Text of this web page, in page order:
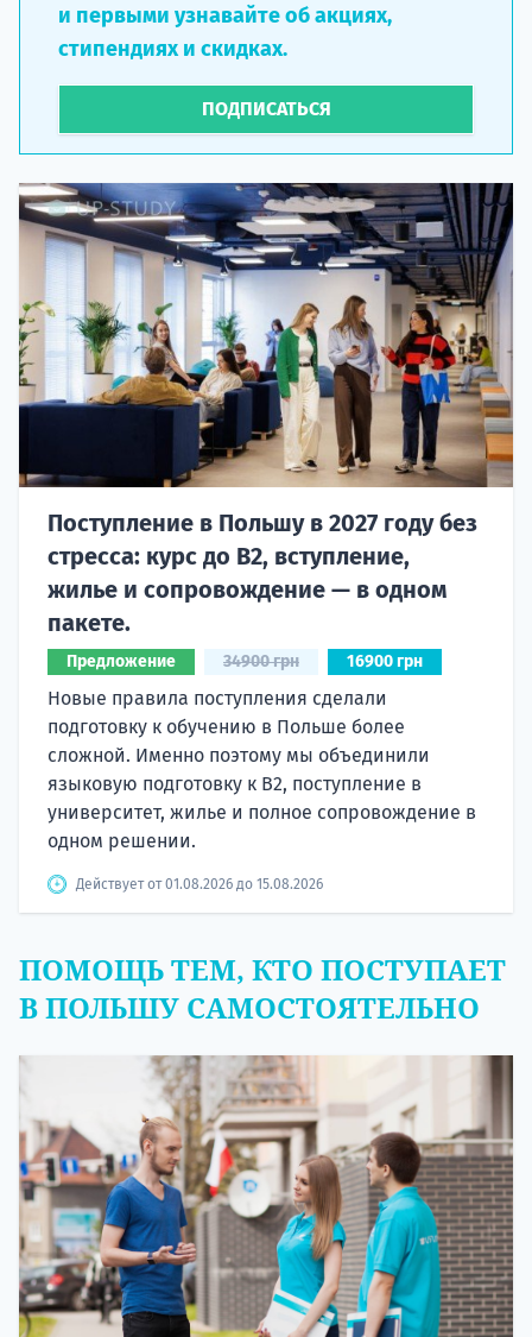
и первыми узнавайте об акциях,
стипендиях и скидках.
ПОДПИСАТЬСЯ
Поступление в Польшу в 2027 году без
стресса: курс до B2, вступление,
жилье и сопровождение — в одном
пакете.
Предложение 34900 грн 16900 грн
Новые правила поступления сделали
подготовку к обучению в Польше более
сложной. Именно поэтому мы объединили
языковую подготовку к В2, поступление в
университет, жилье и полное сопровождение в
одном решении.
Действует от 01.08.2026 до 15.08.2026
ПОМОЩЬ ТЕМ, КТО ПОСТУПАЕТ
В ПОЛЬШУ САМОСТОЯТЕЛЬНО